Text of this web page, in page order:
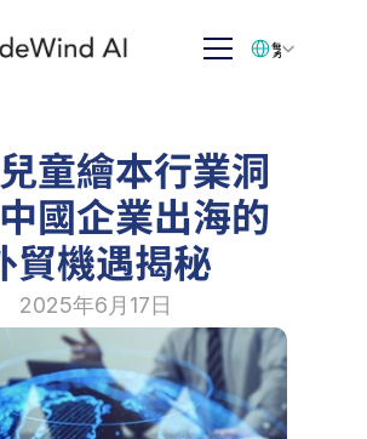
童繪本行業洞
國企業出海的
貿機遇揭秘
2025年6月17日
繁体中文